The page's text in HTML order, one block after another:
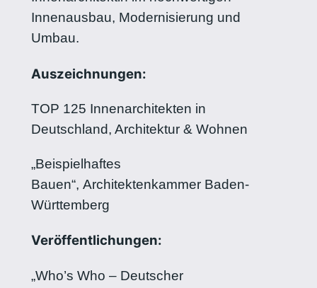
Innenausbau, Modernisierung und
Umbau.
Auszeichnungen:
TOP 125 Innenarchitekten in
Deutschland, Architektur & Wohnen
„Beispielhaftes
Bauen“, Architektenkammer Baden-
Württemberg
Veröffentlichungen:
„Who’s Who – Deutscher